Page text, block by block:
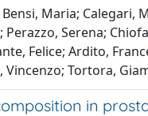
Maria; Calegari,
Perazzo, Serena;
Felice; Ardito,
Tortora,
in